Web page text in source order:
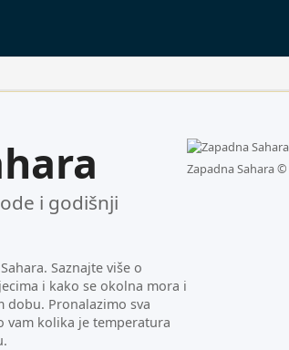
i godišnji
Saznajte više o
i kako se okolna mora i
Pronalazimo sva
vam kolika je temperatura
Zapadna Sahara ©